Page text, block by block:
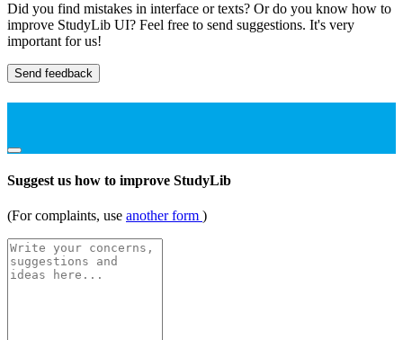
Did you find mistakes in interface or texts? Or do you know how to
improve StudyLib UI? Feel free to send suggestions. It's very
important for us!
Send feedback
Suggest us how to improve StudyLib
(For complaints, use another form )